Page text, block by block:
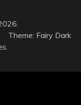
Theme: Fairy Dark